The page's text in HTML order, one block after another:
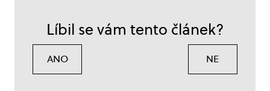
Líbil se vám tento článek?
ANO NE